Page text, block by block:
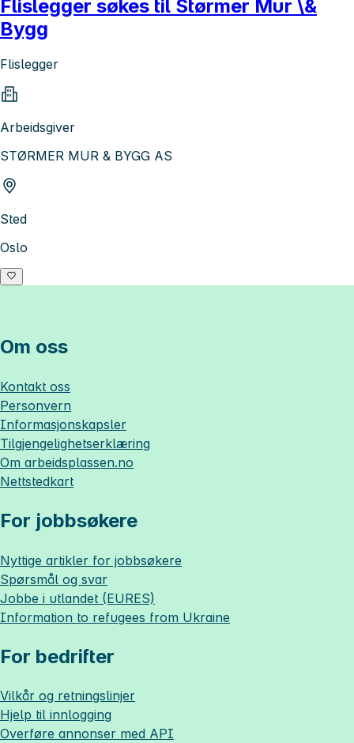
Flislegger søkes til Størmer Mur \&
Bygg
Flislegger
Arbeidsgiver
STØRMER MUR & BYGG AS
Sted
Oslo
Om oss
Kontakt oss
Personvern
Informasjonskapsler
Tilgjengelighetserklæring
Om arbeidsplassen.no
Nettstedkart
For jobbsøkere
Nyttige artikler for jobbsøkere
Spørsmål og svar
Jobbe i utlandet (EURES)
Information to refugees from Ukraine
For bedrifter
Vilkår og retningslinjer
Hjelp til innlogging
Overføre annonser med API